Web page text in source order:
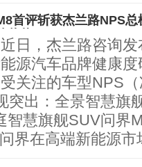
首评斩获杰兰路NPS
，杰兰路咨询发
源汽车品牌健康
关注的车型NPS
突出：全景智慧旗
智慧旗舰SUV问界
界在高端新能源市